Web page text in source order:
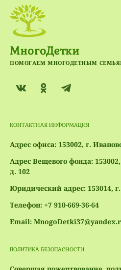
МногоДетки
ПОМОГАЕМ МНОГОДЕТНЫМ
КОНТАКТНАЯ ИНФОРМАЦИЯ
Адрес офиса: 153002, г.
Адрес Вещевого фонда:
д. 102
Юридический адрес: 153014,
Телефон: +7 910-669-36-64
Email:
ПОЛИТИКА БЕЗОПАСНОСТИ